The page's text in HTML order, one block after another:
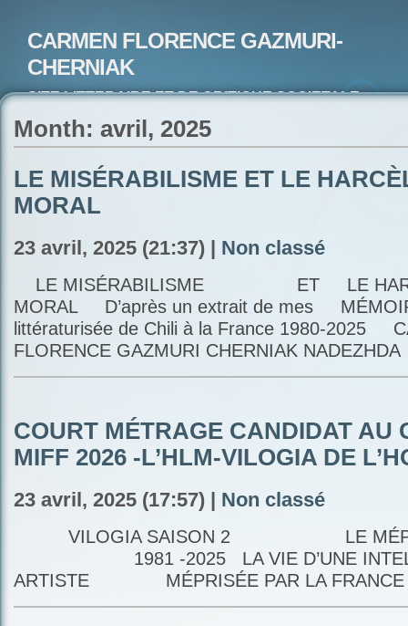
CARMEN FLORENCE GAZMURI-
CHERNIAK
SITE LITTERAIRE ET DE CRITIQUE SOCIETALE-
Month: avril, 2025
LE MISÉRABILISME ET LE
MORAL
23 avril, 2025 (21:37) | Non classé
LE MISÉRABILISME ET LE
MORAL D’après un extrait de mes
littératurisée de Chili à la France 1980-2025
FLORENCE GAZMURI CHERNIAK NADEZHDA
COURT MÉTRAGE CANDIDAT AU
MIFF 2026 -L’HLM-VILOGIA DE
23 avril, 2025 (17:57) | Non classé
VILOGIA SAISON 2 LE
1981 -2025 LA VIE D’UNE
ARTISTE MÉPRISÉE PAR LA